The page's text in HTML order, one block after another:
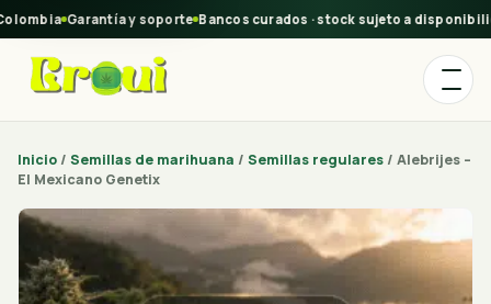
Garantía y soporte Bancos curados · stock sujeto a
Inicio / Semillas de marihuana / Semillas regulares / Alebrijes –
El Mexicano Genetix